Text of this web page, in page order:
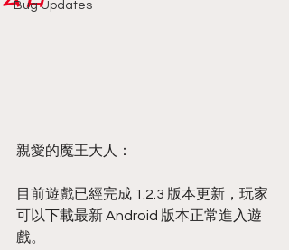
Bug Updates
親愛的魔王大人：
目前遊戲已經完成 1.2.3 版本更新，玩家
可以下載最新 Android 版本正常進入遊
戲。